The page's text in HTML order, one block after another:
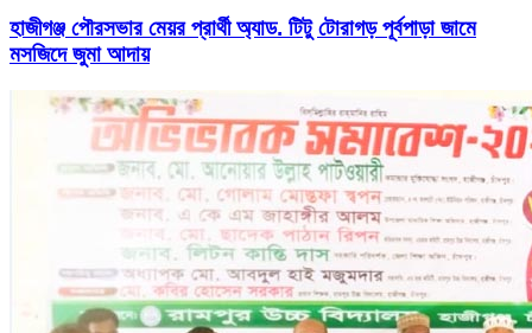
হাজীগঞ্জ পৌরসভার মেয়র প্রার্থী অ্যাড. টিটু টোরাগড় পূর্বপাড়া জামে
মসজিদে জুমা আদায়